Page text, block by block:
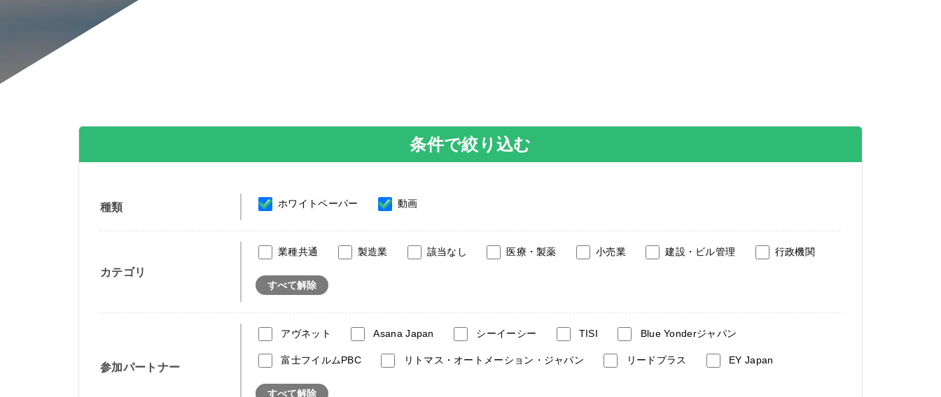
条件で絞り込む
種類 ホワイトペーパー 動画
カテゴリ
業種共通 製造業 該当なし 医療・製薬 小売業 建設・ビル管理 行政機関
すべて解除
参加パートナー
アヴネット Asana Japan シーイーシー TISI Blue Yonderジャパン
富士フイルムPBC リトマス・オートメーション・ジャパン リードプラス EY Japan
すべて解除